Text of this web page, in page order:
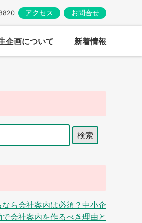
アクセス お問合せ
企画について 新着情報
ら会社案内は必須？中小企
会社案内を作るべき理由と